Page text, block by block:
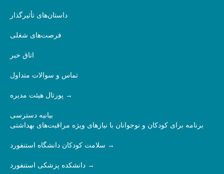
داستان‌های تأثیرگذار
فرصت‌های شغلی
اتاق خبر
تماس و سوالات متداول
پورتال هیئت مدیره
بیانیه دسترسی
برنامه برای کودکان و نوجوانان با نیازهای ویژه مراقبت‌های بهداشتی
سلامت کودکان دانشگاه استنفورد
دانشکده پزشکی استنفورد